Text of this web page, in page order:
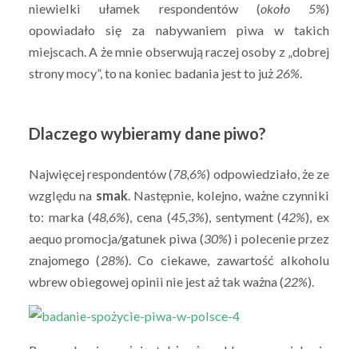
niewielki ułamek respondentów (około 5%)
opowiadało się za nabywaniem piwa w takich
miejscach. A że mnie obserwują raczej osoby z „dobrej
strony mocy”, to na koniec badania jest to już 26%.
Dlaczego wybieramy dane piwo?
Najwięcej respondentów (78,6%) odpowiedziało, że ze
względu na smak. Następnie, kolejno, ważne czynniki
to: marka (48,6%), cena (45,3%), sentyment (42%), ex
aequo promocja/gatunek piwa (30%) i polecenie przez
znajomego (28%). Co ciekawe, zawartość alkoholu
wbrew obiegowej opinii nie jest aż tak ważna (22%).